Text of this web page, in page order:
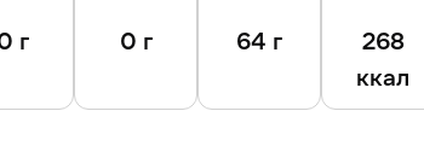
г 0 г 64 г
268
ккал